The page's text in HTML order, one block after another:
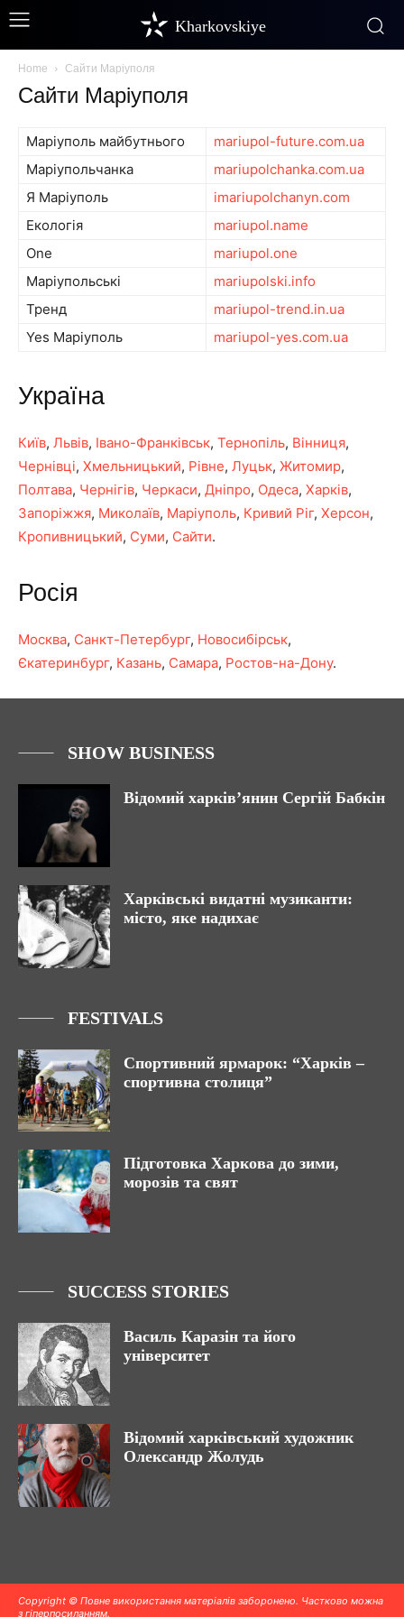
Kharkovskiye
Home Сайти Маріуполя
Сайти Маріуполя
Маріуполь майбутнього
mariupol-future.com.ua
Маріупольчанка
mariupolchanka.com.ua
Я Маріуполь
imariupolchanyn.com
Екологія
mariupol.name
One
mariupol.one
Маріупольські
mariupolski.info
Тренд
mariupol-trend.in.ua
Yes Маріуполь
mariupol-yes.com.ua
Україна
Київ, Львів, Івано-Франківськ, Тернопіль, Вінниця,
Чернівці, Хмельницький, Рівне, Луцьк, Житомир,
Полтава, Чернігів, Черкаси, Дніпро, Одеса, Харків,
Запоріжжя, Миколаїв, Маріуполь, Кривий Ріг, Херсон,
Кропивницький, Суми, Сайти.
Росія
Москва, Санкт-Петербург, Новосибірськ,
Єкатеринбург, Казань, Самара, Ростов-на-Дону.
SHOW BUSINESS
Відомий харків’янин Сергій Бабкін
Харківські видатні музиканти:
місто, яке надихає
FESTIVALS
Спортивний ярмарок: “Харків –
спортивна столиця”
Підготовка Харкова до зими,
морозів та свят
SUCCESS STORIES
Василь Каразін та його
університет
Відомий харківський художник
Олександр Жолудь
Copyright © Повне використання матеріалів заборонено. Частково можна
з гіперпосиланням.